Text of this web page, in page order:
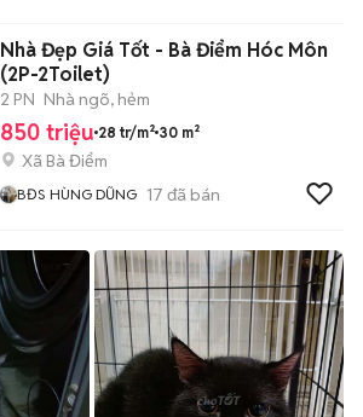
Nhà Đẹp Giá Tốt - Bà Điểm Hóc Môn
(2P-2Toilet)
2 PN Nhà ngõ, hẻm
850 triệu 28 tr/m² 30 m²
Xã Bà Điểm
BĐS HÙNG DŨNG 17 đã bán